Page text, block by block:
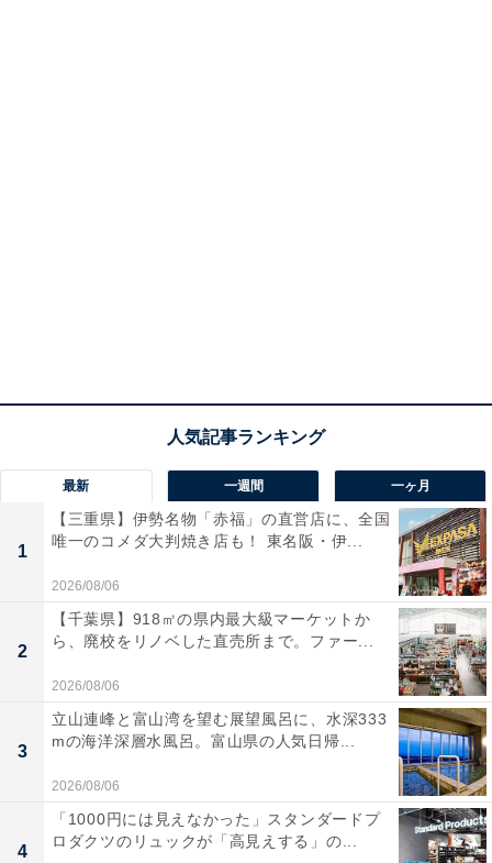
最新 一週間 一ヶ月
1
【三重県】伊勢名物「赤福」の直営店に、全国
唯一のコメダ大判焼き店も！ 東名阪・伊...
2026/08/06
2
【千葉県】918㎡の県内最大級マーケットか
ら、廃校をリノベした直売所まで。ファー...
2026/08/06
3
立山連峰と富山湾を望む展望風呂に、水深333
mの海洋深層水風呂。富山県の人気日帰...
2026/08/06
4
「1000円には見えなかった」スタンダードプ
ロダクツのリュックが「高見えする」の...